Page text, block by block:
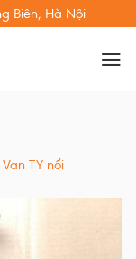
Biên, Hà Nội
Van TY nổi